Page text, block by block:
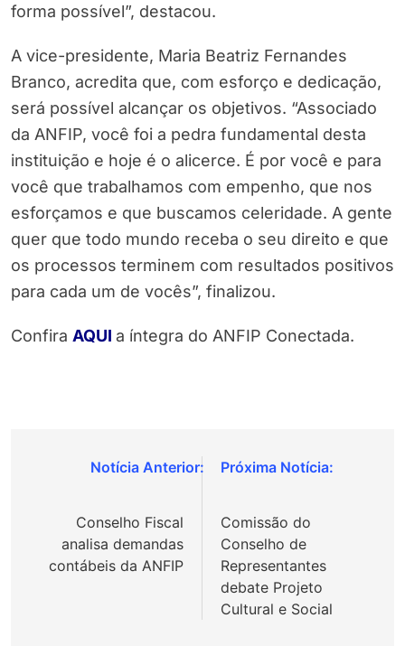
forma possível”, destacou.
A vice-presidente, Maria Beatriz Fernandes
Branco, acredita que, com esforço e dedicação,
será possível alcançar os objetivos. “Associado
da ANFIP, você foi a pedra fundamental desta
instituição e hoje é o alicerce. É por você e para
você que trabalhamos com empenho, que nos
esforçamos e que buscamos celeridade. A gente
quer que todo mundo receba o seu direito e que
os processos terminem com resultados positivos
para cada um de vocês”, finalizou.
Confira AQUI a íntegra do ANFIP Conectada.
Navegação
Post
Conselho Fiscal
analisa demandas
contábeis da ANFIP
Comissão do
Conselho de
Representantes
debate Projeto
Cultural e Social